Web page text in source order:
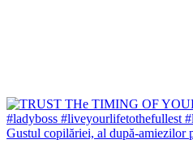
Gustul copilăriei, al după-amiezilor